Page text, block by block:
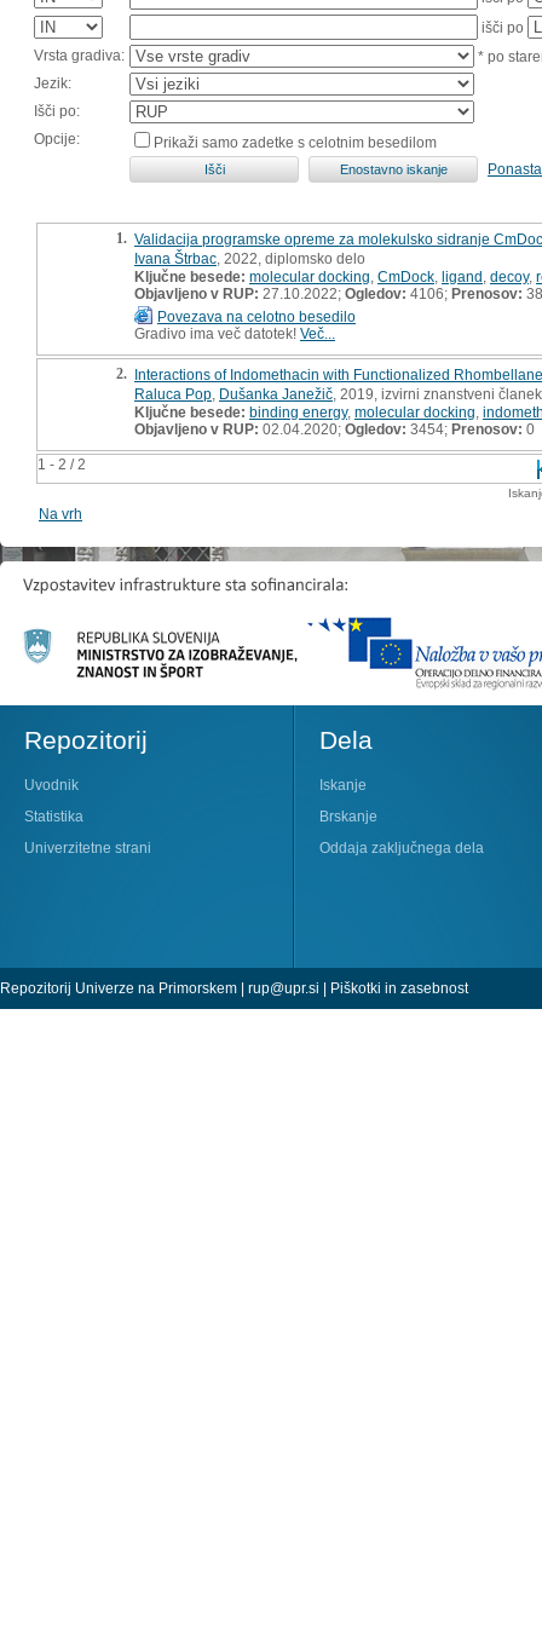
išči po
Vrsta gradiva:
* po
Jezik:
Išči po:
Opcije:
Prikaži samo zadetke s celotnim besedilom
1 - 2 / 2
1. Validacija programske opreme za molekulsko sidranje
Ivana Štrbac , 2022, diplomsko delo
Ključne besede: molecular docking CmDock ligand decoy,
Objavljeno v RUP: 27.10.2022; Ogledov: 4106; Prenosov: 38
Povezava na celotno besedilo
Gradivo ima več datotek! Več...
2. Interactions of Indomethacin with Functionalized
Raluca Pop Dušanka Janežič , 2019, izvirni znanstveni članek
Ključne besede: binding energy, molecular docking
Objavljeno v RUP: 02.04.2020; Ogledov: 3454; Prenosov: 0
Na vrh
Repozitorij
Uvodnik
Statistika
Univerzitetne strani
Dela
Iskanje
Brskanje
Oddaja zaključnega dela
Repozitorij Univerze na Primorskem | rup@upr.si | Piškotki in zasebnost